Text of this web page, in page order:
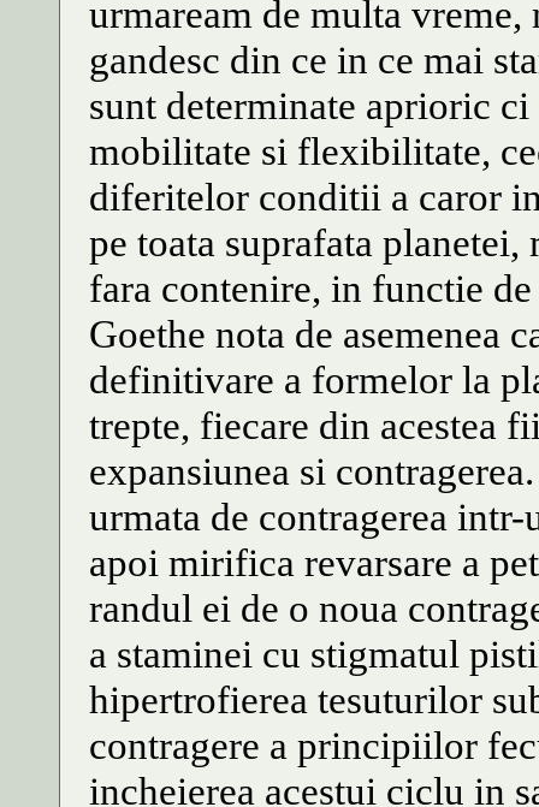
urmaream de multa
gandesc din ce in ce mai
sunt determinate aprioric
mobilitate si flexibilitate,
diferitelor conditii a caror
pe toata suprafata
fara contenire, in functie
Goethe nota de asemenea
definitivare a formelor la
trepte, fiecare din acestea
expansiunea si
urmata de contragerea
apoi mirifica revarsare a
randul ei de o noua
a staminei cu stigmatul
hipertrofierea tesuturilor
contragere a principiilor
incheierea acestui ciclu in